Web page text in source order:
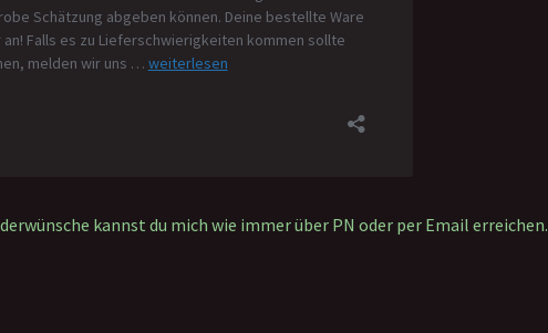
kannst du mich wie immer über PN oder per Email erreichen.